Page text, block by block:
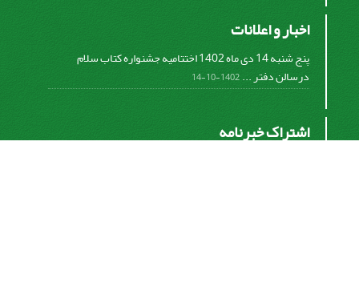
اخبار و اعلانات
پنج شنبه 14 دی ماه 1402 اختتامیه جشنواره کتاب سلام
درسالن دفتر ...1402-10-14
اشتراک خبرنامه